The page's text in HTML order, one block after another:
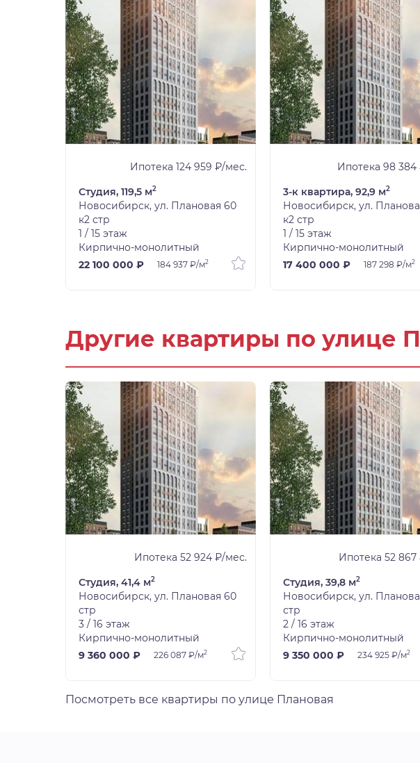
Ипотека 124 959 ₽/мес.
Студия, 119,5 м2
Новосибирск, ул. Плановая 60
к2 стр
1 / 15 этаж
Кирпично-монолитный
22 100 000 ₽
184 937 ₽/м2
Ипотека 98 384
3-к квартира, 92,9 м2
Новосибирск, ул.
к2 стр
1 / 15 этаж
Кирпично-монолитный
17 400 000 ₽
187 298 ₽/м2
Другие квартиры по улице
Ипотека 52 924 ₽/мес.
Студия, 41,4 м2
Новосибирск, ул. Плановая 60
стр
3 / 16 этаж
Кирпично-монолитный
9 360 000 ₽
226 087 ₽/м2
Ипотека 52
Студия, 39,8 м2
Новосибирск, ул.
стр
2 / 16 этаж
Кирпично-монолитный
9 350 000 ₽
234 925 ₽/м2
Посмотреть все квартиры по улице Плановая